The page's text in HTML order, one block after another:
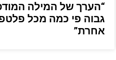
“הערך של המילה
גבוה פי כמה מכל
אחרת”